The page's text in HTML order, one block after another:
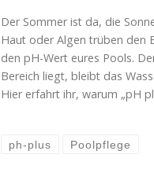
Der Sommer ist da, die
Haut oder Algen trüben den
den pH-Wert eures Pools.
Bereich liegt, bleibt das
Hier erfahrt ihr, warum „pH
ph-plus Poolpflege